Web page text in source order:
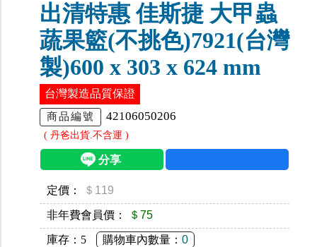
出清特惠 佳斯捷 大甲蟲
蔬果籃(不挑色)7921(台灣
製)600 x 303 x 624 mm
台灣製造品質保證
商品編號 42106050206
( 丹爸出貨.不含運 )
定價： ＄119
非年費會員價： ＄75
庫存： 5 購物車內數量： 0